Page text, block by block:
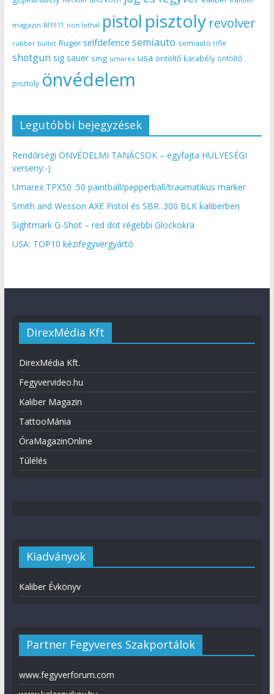
magazin M1911 non lethal pistol pisztoly revolver
rubber bullet Ruger selfdefence semiauto semiauto rifle
shotgun sig sauer smg umarex usa öntöltő karabély öntöltő
pisztoly önvédelem
Legutóbbi bejegyzések
Rendőrségi ÖNVÉDELMI TANÁCSOK – egyfajta HÜLYESÉGI
verseny:-)
Umarex TPX50 .50 paintball/pepperball/traumatikus marker
Smith and Wesson AXE Pistol és SBR .300 BLK kaliberben
Sightmark G-Shot – red dot régebbi Glockokra
USA: TOP10 kézifegyvergyártó
DirexMédia Kft
DirexMédia Kft.
Fegyvervideo.hu
Kaliber Magazin
TattooMánia
ÓraMagazinOnline
Túlélés
Kiadványok
Kaliber Évkönyv
Partner Fegyveres Szakportálok
www.fegyverforum.com